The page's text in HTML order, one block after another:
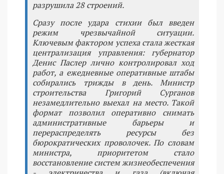
разрушила 28 строений.
Сразу после удара стихии был введен
режим чрезвычайной ситуации.
Ключевым фактором успеха стала жесткая
централизация управления: губернатор
Денис Паслер лично контролировал ход
работ, а ежедневные оперативные штабы
собирались трижды в день. Министр
строительства Григорий Сурганов
незамедлительно выехал на место. Такой
формат позволил оперативно снимать
административные барьеры и
перераспределять ресурсы без
бюрократических проволочек. По словам
министра, приоритетом стало
восстановление систем жизнеобеспечения